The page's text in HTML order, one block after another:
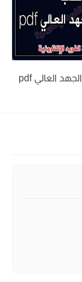
كتاب كابلات الجهد العالي pdf